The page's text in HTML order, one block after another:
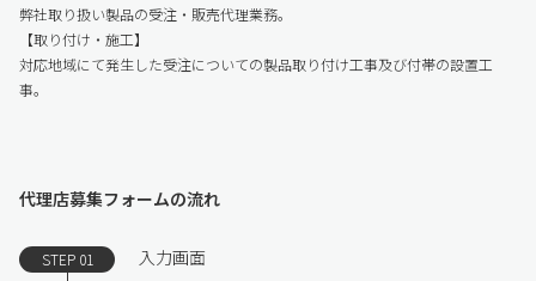
弊社取り扱い製品の受注・販売代理業務。
【取り付け・施工】
対応地域にて発生した受注についての製品取り付け工事及び付帯の設置工
事。
代理店募集フォームの流れ
STEP 01 入力画面